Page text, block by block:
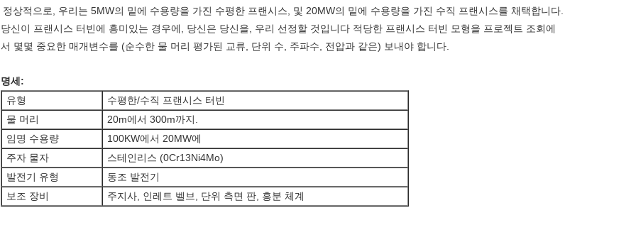
정상적으로, 우리는 5MW의 밑에 수용량을 가진 수평한 프랜시스, 및 20MW의 밑에 수용량을 가진 수직 프랜시스를 채택합니다.
당신이 프랜시스 터빈에 흥미있는 경우에, 당신은 당신을, 우리 선정할 것입니다 적당한 프랜시스 터빈 모형을 프로젝트 조회에
서 몇몇 중요한 매개변수를 (순수한 물 머리 평가된 교류, 단위 수, 주파수, 전압과 같은) 보내야 합니다.
명세:
유형
수평한/수직 프랜시스 터빈
물 머리
20m에서 300m까지.
임명 수용량
100KW에서 20MW에
주자 물자
스테인리스 (0Cr13Ni4Mo)
발전기 유형
동조 발전기
보조 장비
주지사, 인레트 벨브, 단위 측면 판, 흥분 체계